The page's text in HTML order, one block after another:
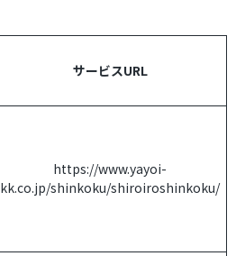
サービスURL
https://www.yayoi-
kk.co.jp/shinkoku/shiroiroshinkoku/